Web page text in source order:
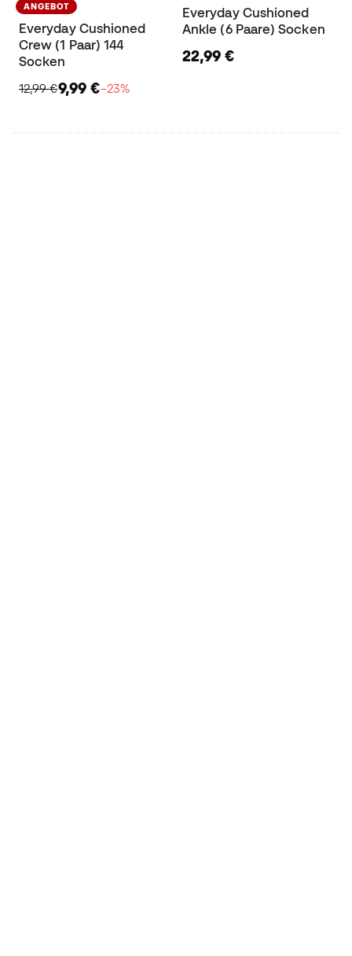
ANGEBOT
Everyday Cushioned
Crew (1 Paar) 144
Socken
12,99 €9,99 €−23%
Everyday Cushioned
Ankle (6 Paare) Socken
22,99 €